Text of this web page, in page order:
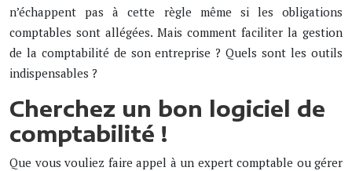
n’échappent pas à cette règle même si les obligations
comptables sont allégées. Mais comment faciliter la gestion
de la comptabilité de son entreprise ? Quels sont les outils
indispensables ?
Cherchez un bon logiciel de
comptabilité !
Que vous vouliez faire appel à un expert comptable ou gérer